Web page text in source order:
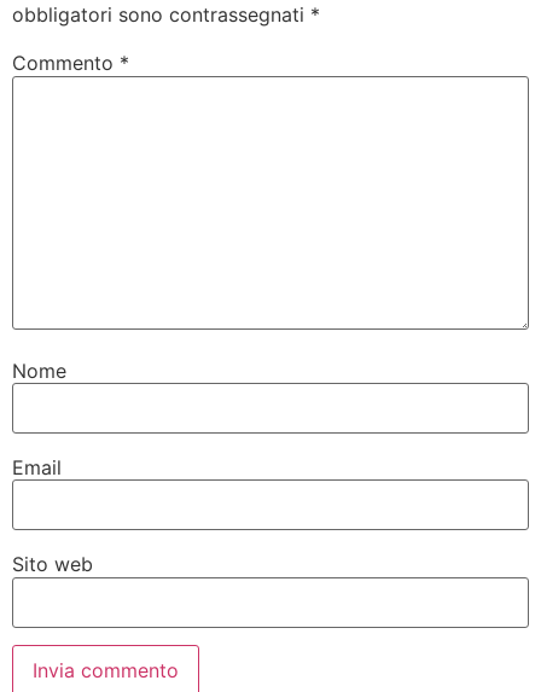
obbligatori sono contrassegnati *
Commento *
Nome
Email
Sito web